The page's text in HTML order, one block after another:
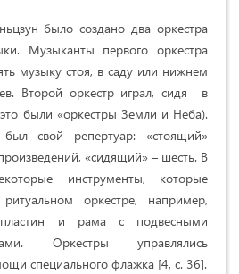
было создано два оркестра
Музыканты первого оркестра
музыку стоя, в саду или нижнем
Второй оркестр играл, сидя в
были «оркестры Земли и Неба).
свой репертуар: «стоящий»
«сидящий» – шесть. В
инструменты, которые
оркестре, например,
и рама с подвесными
Оркестры управлялись
специального флажка [4, c. 36].